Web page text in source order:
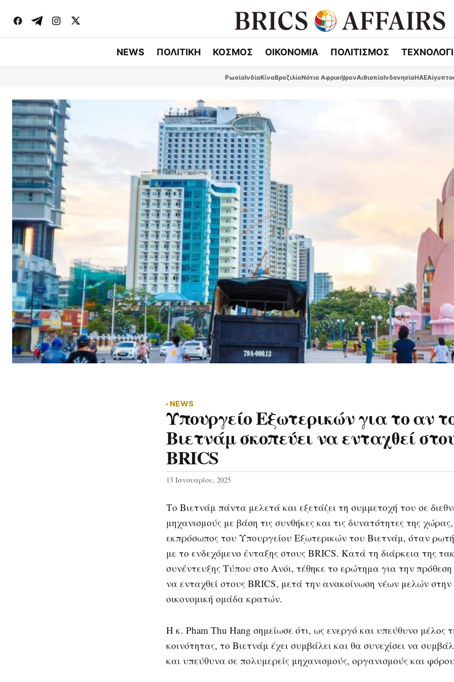
NEWS ΠΟΛΙΤΙΚΗ ΚΟΣΜΟΣ ΟΙΚΟΝΟΜΙΑ ΠΟΛΙΤΙΣΜΟΣ
ΡωσίαΙνδίαΚίναΒραζιλίαΝότια ΑφρικήΙρανΑιθιοπίαΙνδονησίαΗΑΕ
NEWS
Υπουργείο Εξωτερικών για το αν
Βιετνάμ σκοπεύει να ενταχθεί
BRICS
13 Ιανουαρίου, 2025
Το Βιετνάμ πάντα μελετά και εξετάζει τη συμμετοχή του σε
μηχανισμούς με βάση τις συνθήκες και τις δυνατότητες της
εκπρόσωπος του Υπουργείου Εξωτερικών του Βιετνάμ, όταν
με το ενδεχόμενο ένταξης στους BRICS. Κατά τη διάρκεια της
συνέντευξης Τύπου στο Ανόι, τέθηκε το ερώτημα για την
να ενταχθεί στους BRICS, μετά την ανακοίνωση νέων μελών στην
οικονομική ομάδα κρατών.
Η κ. Pham Thu Hang σημείωσε ότι, ως ενεργό και υπεύθυνο μέλος
κοινότητας, το Βιετνάμ έχει συμβάλει και θα συνεχίσει να
και υπεύθυνα σε πολυμερείς μηχανισμούς, οργανισμούς και